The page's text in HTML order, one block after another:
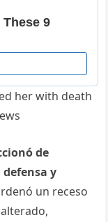
de
y
un receso